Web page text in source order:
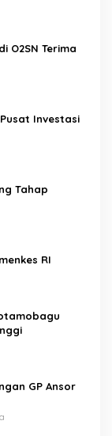
O2SN Terima
Investasi
Tahap
RI
GP Ansor